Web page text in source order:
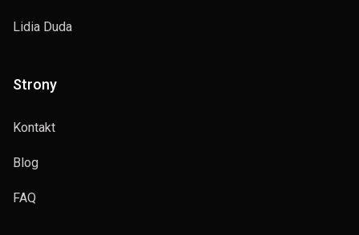
Lidia Duda
Strony
Kontakt
Blog
FAQ